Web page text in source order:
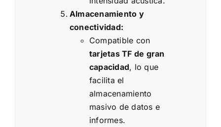
Almacenamiento y
conectividad:
Compatible con
tarjetas TF de gran
capacidad, lo que
facilita el
almacenamiento
masivo de datos e
informes.